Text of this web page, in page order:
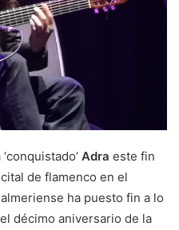
‘conquistado’ Adra este fin
de flamenco en el
ha puesto fin a lo
décimo aniversario de la